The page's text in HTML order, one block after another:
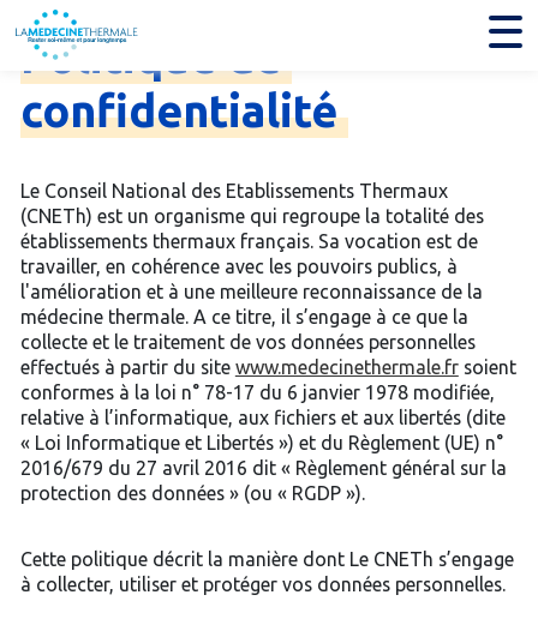
Politique
confidentialité
Le Conseil National des Etablissements Thermaux
(CNETh) est un organisme qui regroupe la totalité des
établissements thermaux français. Sa vocation est de
travailler, en cohérence avec les pouvoirs publics, à
l'amélioration et à une meilleure reconnaissance de la
médecine thermale. A ce titre, il s’engage à ce que la
collecte et le traitement de vos données personnelles
effectués à partir du site www.medecinethermale.frsoient
conformes à la loi n° 78-17 du 6 janvier 1978 modifiée,
relative à l’informatique, aux fichiers et aux libertés (dite
« Loi Informatique et Libertés ») et du Règlement (UE) n°
2016/679 du 27 avril 2016 dit « Règlement général sur la
protection des données » (ou « RGDP »).
Cette politique décrit la manière dont Le CNETh s’engage
à collecter, utiliser et protéger vos données personnelles.